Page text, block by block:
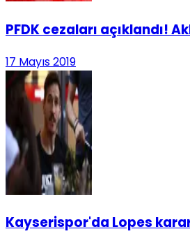
PFDK cezaları açıklandı!
17 Mayıs 2019
Kayserispor'da Lopes